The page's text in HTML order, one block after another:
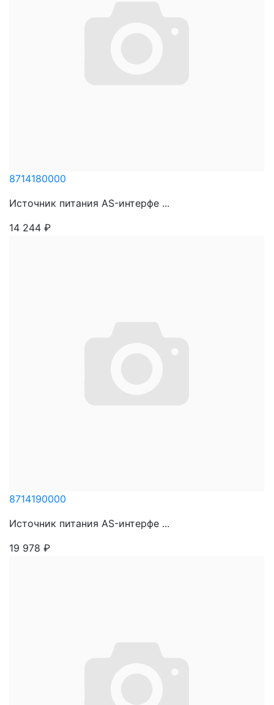
8714180000
Источник питания AS-интерфе ...
14 244 ₽
8714190000
Источник питания AS-интерфе ...
19 978 ₽